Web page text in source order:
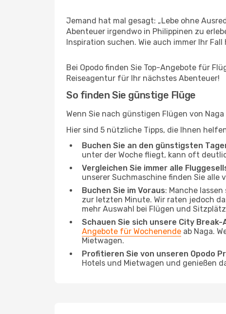
Jemand hat mal gesagt: „Lebe ohne
Abenteuer irgendwo in Philippinen zu
Inspiration suchen. Wie auch immer Ihr
Bei Opodo finden Sie Top-Angebote für
Reiseagentur für Ihr nächstes Abenteuer!
So finden Sie günstige Flüge
Wenn Sie nach günstigen Flügen von
Hier sind 5 nützliche Tipps, die Ihnen
Buchen Sie an den günstigsten
unter der Woche fliegt, kann oft
Vergleichen Sie immer alle
unserer Suchmaschine finden Sie alle
Buchen Sie im Voraus: Manche
zur letzten Minute. Wir raten jedoch
mehr Auswahl bei Flügen und
Schauen Sie sich unsere City Break-
Angebote für Wochenende ab Naga.
Mietwagen.
Profitieren Sie von unseren Opodo
Hotels und Mietwagen und genießen